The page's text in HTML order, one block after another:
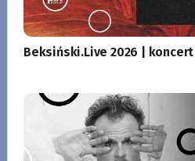
Beksiński.Live 2026 |